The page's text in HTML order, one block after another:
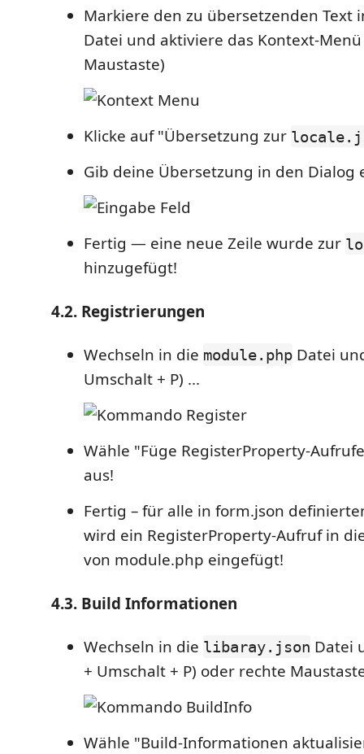
Markiere den zu übersetzenden Text
Datei und aktiviere das Kontext-
Maustaste)
Klicke auf "Übersetzung zur
Gib deine Übersetzung in den Dialog
Fertig — eine neue Zeile wurde zur
hinzugefügt!
4.2. Registrierungen
Wechseln in die module.php Datei
Umschalt + P) ...
Wähle "Füge RegisterProperty-
aus!
Fertig – für alle in form.json
wird ein RegisterProperty-Aufruf in
von module.php eingefügt!
4.3. Build Informationen
Wechseln in die libaray.json Datei
+ Umschalt + P) oder rechte
Wähle "Build-Informationen